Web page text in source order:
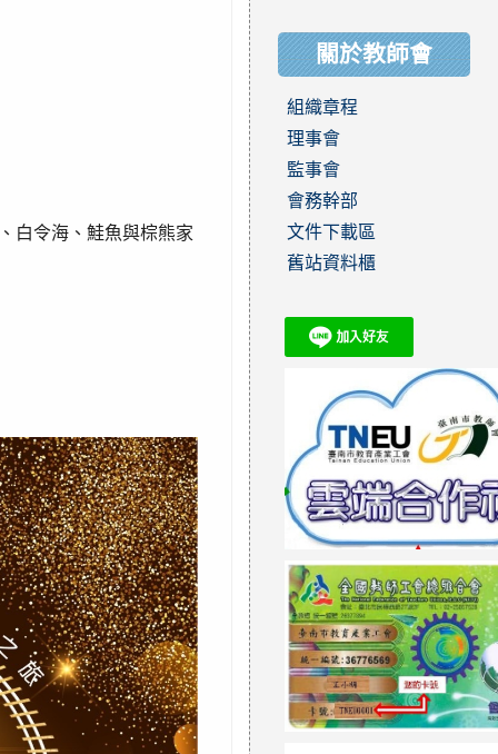
白令海、鮭魚與棕熊家
關於教師會
組織章程
理事會
監事會
會務幹部
文件下載區
舊站資料櫃